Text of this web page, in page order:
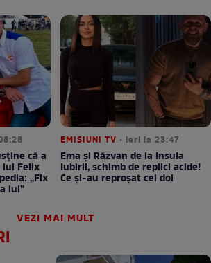
că a
Felix
„Fix
lui”
EMISIUNI TV • ieri la 23:47
Ema și Răzvan de la Insula
Iubirii, schimb de replici acide!
Ce și-au reproșat cei doi
VEZI MAI MULT